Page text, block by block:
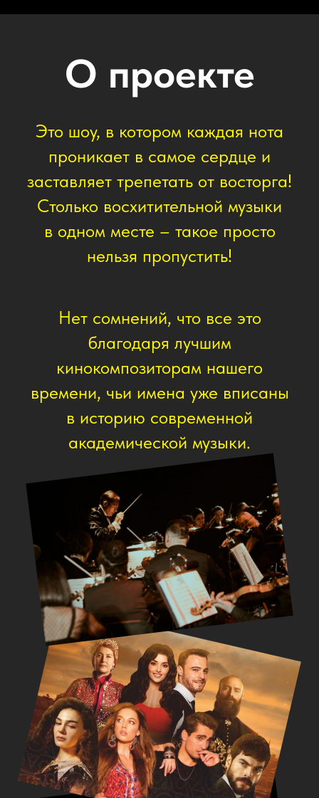
Политика
конфиденциальности